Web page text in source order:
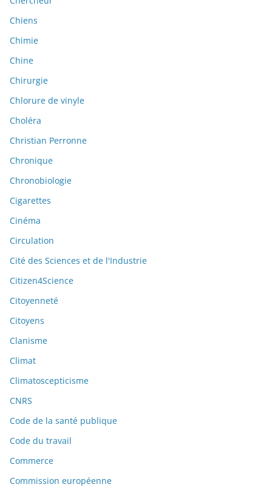
Chiens
Chimie
Chine
Chirurgie
Chlorure de vinyle
Choléra
Christian Perronne
Chronique
Chronobiologie
Cigarettes
Cinéma
Circulation
Cité des Sciences et de l'Industrie
Citizen4Science
Citoyenneté
Citoyens
Clanisme
Climat
Climatoscepticisme
CNRS
Code de la santé publique
Code du travail
Commerce
Commission européenne